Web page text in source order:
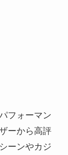
フォーマン
ーから高評
ーンやカジ